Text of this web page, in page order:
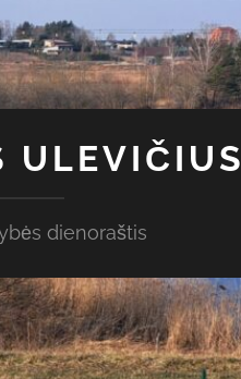
ULEVIČIUS
dienoraštis